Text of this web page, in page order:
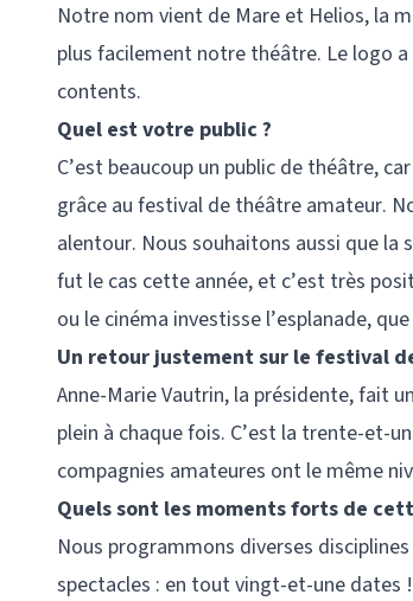
Notre nom vient de Mare et Helios, la
plus facilement notre théâtre. Le logo
contents.
Quel est votre public ?
C’est beaucoup un public de théâtre,
grâce au festival de théâtre amateur.
alentour. Nous souhaitons aussi que la
fut le cas cette année, et c’est très
ou le cinéma investisse l’esplanade,
Un retour justement sur le festival
Anne-Marie Vautrin, la présidente, fait
plein à chaque fois. C’est la trente-et-
compagnies amateures ont le même
Quels sont les moments forts de
Nous programmons diverses
spectacles : en tout vingt-et-une dates